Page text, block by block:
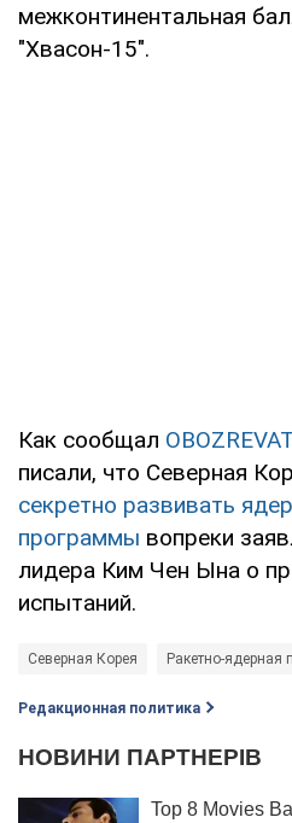
межконтинентальная
"Хвасон-15".
Как сообщал
писали, что Северная
секретно развивать
программы вопреки
лидера Ким Чен Ына о
испытаний.
Северная Корея Ракетно-
Редакционная политика